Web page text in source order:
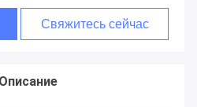
Свяжитесь сейчас
Описание